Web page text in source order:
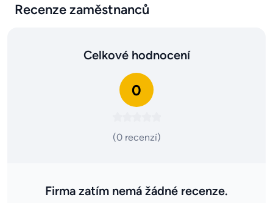
Recenze zaměstnanců
Celkové hodnocení
0
(0 recenzí)
Firma zatím nemá žádné recenze.